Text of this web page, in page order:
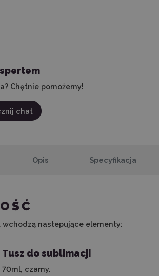
Chętnie pomożemy!
chat
Opis Specyfikacja
wchodzą nastepujące elementy:
Tusz do sublimacji
70ml, czarny.